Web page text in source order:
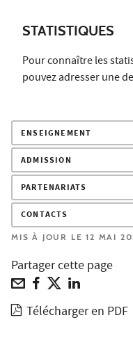
STATISTIQUES
Pour connaître les
pouvez adresser une
ENSEIGNEMENT
ADMISSION
PARTENARIATS
CONTACTS
MIS À JOUR LE 12 MAI
Partager cette page
Télécharger en PDF